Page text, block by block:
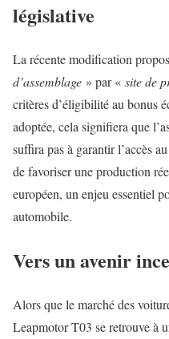
législative
La récente modification
d’assemblage » par « site de
critères d’éligibilité au bonus
adoptée, cela signifiera que
suffira pas à garantir l’accès
de favoriser une production
européen, un enjeu essentiel
automobile.
Vers un avenir
Alors que le marché des
Leapmotor T03 se retrouve à